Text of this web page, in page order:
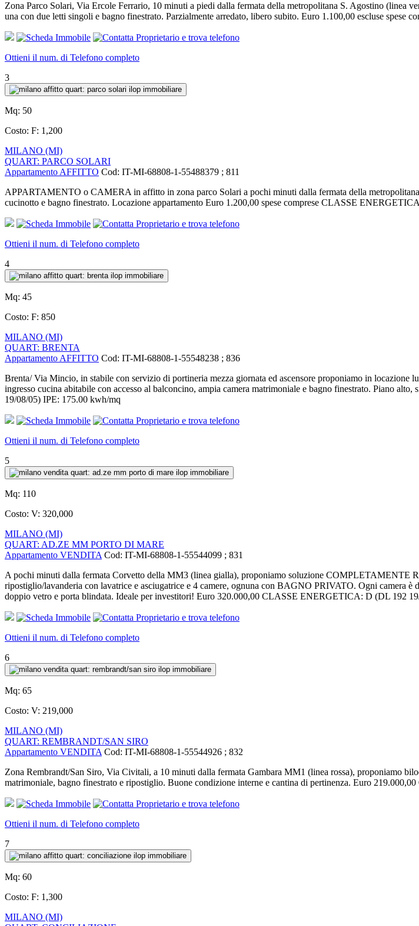
Zona Parco Solari, Via Ercole Ferrario, 10 minuti a piedi dalla fermata della metropolitana S. Agostino (linea
una con due letti singoli e bagno finestrato. Parzialmente arredato, libero subito. Euro 1.100,00 escluse
Ottieni il num. di Telefono completo
3
Mq: 50
Costo: F: 1,200
MILANO (MI)
QUART: PARCO SOLARI
Appartamento AFFITTO Cod: IT-MI-68808-1-55488379 ; 811
APPARTAMENTO o CAMERA in affitto in zona parco Solari a pochi minuti dalla fermata della
cucinotto e bagno finestrato. Locazione appartamento Euro 1.200,00 spese comprese CLASSE
Ottieni il num. di Telefono completo
4
Mq: 45
Costo: F: 850
MILANO (MI)
QUART: BRENTA
Appartamento AFFITTO Cod: IT-MI-68808-1-55548238 ; 836
Brenta/ Via Mincio, in stabile con servizio di portineria mezza giornata ed ascensore proponiamo in
ingresso cucina abitabile con accesso al balconcino, ampia camera matrimoniale e bagno finestrato. Piano
19/08/05) IPE: 175.00 kwh/mq
Ottieni il num. di Telefono completo
5
Mq: 110
Costo: V: 320,000
MILANO (MI)
QUART: AD.ZE MM PORTO DI MARE
Appartamento VENDITA Cod: IT-MI-68808-1-55544099 ; 831
A pochi minuti dalla fermata Corvetto della MM3 (linea gialla), proponiamo soluzione COMPLETAMENTE
ripostiglio/lavanderia con lavatrice e asciugatrice e 4 camere, ognuna con BAGNO PRIVATO. Ogni camera
doppio vetro e porta blindata. Ideale per investitori! Euro 320.000,00 CLASSE ENERGETICA: D (DL 192
Ottieni il num. di Telefono completo
6
Mq: 65
Costo: V: 219,000
MILANO (MI)
QUART: REMBRANDT/SAN SIRO
Appartamento VENDITA Cod: IT-MI-68808-1-55544926 ; 832
Zona Rembrandt/San Siro, Via Civitali, a 10 minuti dalla fermata Gambara MM1 (linea rossa), proponiamo
matrimoniale, bagno finestrato e ripostiglio. Buone condizione interne e cantina di pertinenza. Euro
Ottieni il num. di Telefono completo
7
Mq: 60
Costo: F: 1,300
MILANO (MI)